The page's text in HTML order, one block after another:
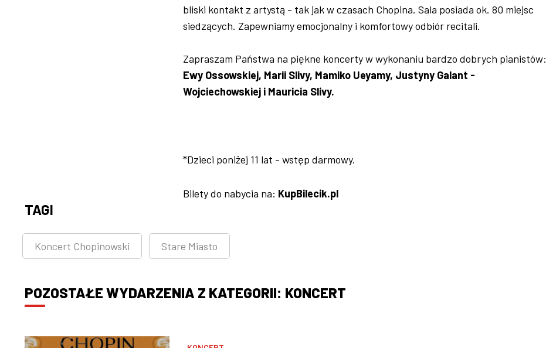
bliski kontakt z artystą - tak jak w czasach Chopina. Sala posiada ok. 80 miejsc
siedzących. Zapewniamy emocjonalny i komfortowy odbiór recitali.
Zapraszam Państwa na piękne koncerty w wykonaniu bardzo dobrych pianistów:
Ewy Ossowskiej, Marii Slivy, Mamiko Ueyamy, Justyny Galant -
Wojciechowskiej i Mauricia Slivy.
*Dzieci poniżej 11 lat - wstęp darmowy.
Bilety do nabycia na: KupBilecik.pl
TAGI
Koncert Chopinowski Stare Miasto
POZOSTAŁE WYDARZENIA Z KATEGORII: KONCERT